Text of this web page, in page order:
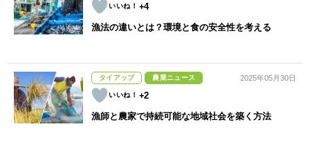
+4
漁法の違いとは？環境と食の安全性を考える
タイアップ 農業ニュース
+2
2025年05月30日
漁師と農家で持続可能な地域社会を築く方法